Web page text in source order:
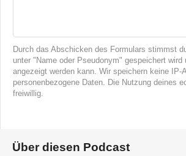
Durch das Abschicken des Formulars stimmst
unter "Name oder Pseudonym" gespeichert wird
angezeigt werden kann. Wir speichern keine IP-
personenbezogene Daten. Die Nutzung deines
freiwillig.
Über diesen Podcast